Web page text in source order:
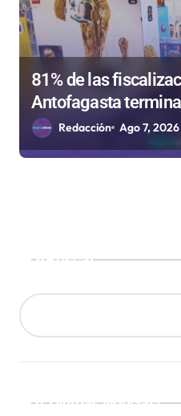
81% de las
Antofagasta
sanitarios
Redacción Ago 7, 2026
Buscar
¡Ultimas Noticias!